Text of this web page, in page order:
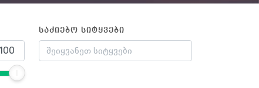
საძიებო სიტყვები